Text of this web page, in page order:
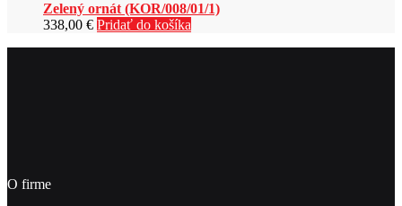
Zelený ornát (KOR/008/01/1)
338,00 € Pridať do košíka
O firme